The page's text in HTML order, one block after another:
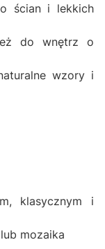
ścian i lekkich
do wnętrz o
wzory i
klasycznym i
mozaika